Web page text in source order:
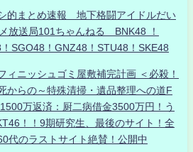
的まとめ速報 地下格闘アイドルだい
放送局101ちゃんねる BNK48 ！
SGO48！GNZ48！STU48！SKE48
ィニッシュゴミ屋敷補完計画 ＜必殺！
からの～特殊清掃・遺品整理への道F
万返済：厨二病借金3500万円！う
！！9期研究生、最後のサイト！全
代のラストサイト絶賛！公開中